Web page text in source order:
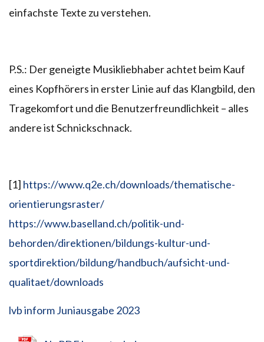
einfachste Texte zu verstehen.
P.S.: Der geneigte Musikliebhaber achtet beim Kauf
eines Kopfhörers in erster Linie auf das Klangbild, den
Tragekomfort und die Benutzerfreundlichkeit – alles
andere ist Schnickschnack.
[1] https://www.q2e.ch/downloads/thematische-
orientierungsraster/
https://www.baselland.ch/politik-und-
behorden/direktionen/bildungs-kultur-und-
sportdirektion/bildung/handbuch/aufsicht-und-
qualitaet/downloads
lvb inform Juniausgabe 2023